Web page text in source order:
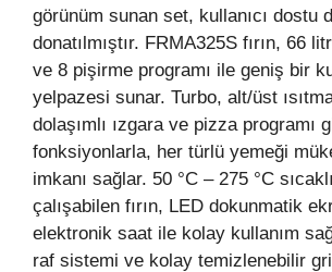
görünüm sunan set, kullanıcı dostu
donatılmıştır. FRMA325S fırın, 66
ve 8 pişirme programı ile geniş bir
yelpazesi sunar. Turbo, alt/üst
dolaşımlı ızgara ve pizza programı
fonksiyonlarla, her türlü yemeği
imkanı sağlar. 50 °C – 275 °C
çalışabilen fırın, LED dokunmatik
elektronik saat ile kolay kullanım
raf sistemi ve kolay temizlenebilir